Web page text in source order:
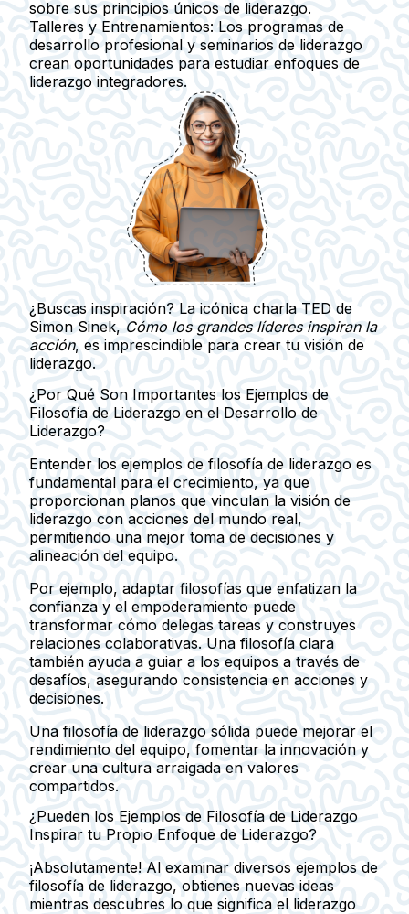
sobre sus principios únicos de liderazgo.
Talleres y Entrenamientos: Los programas de
desarrollo profesional y seminarios de liderazgo
crean oportunidades para estudiar enfoques de
liderazgo integradores.
¿Buscas inspiración? La icónica charla TED de
Simon Sinek, Cómo los grandes líderes inspiran la
acción, es imprescindible para crear tu visión de
liderazgo.
¿Por Qué Son Importantes los Ejemplos de
Filosofía de Liderazgo en el Desarrollo de
Liderazgo?
Entender los ejemplos de filosofía de liderazgo es
fundamental para el crecimiento, ya que
proporcionan planos que vinculan la visión de
liderazgo con acciones del mundo real,
permitiendo una mejor toma de decisiones y
alineación del equipo.
Por ejemplo, adaptar filosofías que enfatizan la
confianza y el empoderamiento puede
transformar cómo delegas tareas y construyes
relaciones colaborativas. Una filosofía clara
también ayuda a guiar a los equipos a través de
desafíos, asegurando consistencia en acciones y
decisiones.
Una filosofía de liderazgo sólida puede mejorar el
rendimiento del equipo, fomentar la innovación y
crear una cultura arraigada en valores
compartidos.
¿Pueden los Ejemplos de Filosofía de Liderazgo
Inspirar tu Propio Enfoque de Liderazgo?
¡Absolutamente! Al examinar diversos ejemplos de
filosofía de liderazgo, obtienes nuevas ideas
mientras descubres lo que significa el liderazgo